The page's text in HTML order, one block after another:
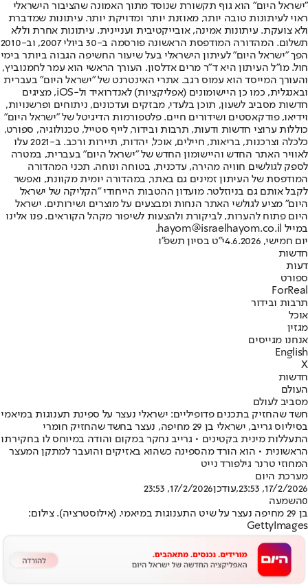
"ישראל היום" הוא גוף תקשורת שנוסד מתוך האמונה שהציבור הישראלי
ראוי לעיתונות טובה יותר, מאוזנת יותר ומדויקת יותר. עיתונות שמדברת
ולא צועקת. עיתונות אמינה, אובייקטיבית ועניינית. עיתונות אחרת וללא
תשלום. המהדורה המודפסת הראשונה פורסמה ב-30 ביולי 2007, וב-2010
הפך "ישראל היום" לעיתון הישראלי בעל שיעור החשיפה הגבוה ביותר בימי
חול. מו"ל העיתון היא ד"ר מרים אדלסון. העורך הראשי הוא עמר לחמנוביץ,
והעורך המייסד הוא עמוס רגב. אתרי האינטרנט של "ישראל היום" בעברית
ובאנגלית, כמו כן היישומונים (אפליקציות) לאנדרואיד ול-iOS, מציגים
חדשות מסביב לשעון, תוכן בלעדי, מבזקים ועדכונים, ניתוחים ופרשנויות,
וידיאו, פודקאסטים ושידורים חיים. פלטפורמות הדיגיטל של "ישראל היום"
כוללות ערוצי חדשות ודעות, תרבות ובידור, לייף סטייל, טכנולוגיה, ספורט,
כלכלה וצרכנות, בריאות, חיילים, אוכל, יהדות, תיירות ורכב. ב-2021 עלו
לאוויר האתר החדש והיישומון החדש של "ישראל היום" בעברית, במטרה
לספק לגולשים חוויה מהירה, עדכנית, בטוחה ונוחה. תכני המהדורה
המודפסת של העיתון זמינים גם באתר, במהדורה יומית מקוונת, ואפשר
לקבל אותם גם בניוזלטר. מועדון ההטבות הייחודי "הקליקה של ישראל
היום" מציע לגולשי האתר הנחות ומבצעים על מוצרים ושירותים. ישראל
היום פתוח להערות, לביקורת ולהצעות לשיפור מקהל הקוראים. פנו אלינו
במייל hayom@israelhayom.co.il.
יום חמישי, 4.6.2026
י"ט בסיון תשפ"ו
חדשות
דעות
ספורט
ForReal
תרבות ובידור
אוכל
מגזין
אנחנו מגייסים
English
X
חדשות
העולם
מסביב לעולם
חשד שהחזיק בתכנים פדופיליים: ישראלי נעצר על ספינת תענוגות במיאמי
בסיליוס גרייב, ישראלי בן 29 מחיפה, נעצר בחשד שהחזיק חומרי
התעללות מינית בקטינים • גרייב נחקר במקום והודה במיוחס לו בחקירתו
הראשונית • הוא הורד מהספינה כשהוא באזיקים והועבר למתקן המעצר
המחוזי טרנר גילפורד נייט
מערכת היום
17/2/2026, 23:53
,עודכן17/2/2026, 23:53
0השמעה
בן 29 מחיפה נעצר על שיט התענוגות במיאמי. (אילוסטרציה). צילום:
GettyImages